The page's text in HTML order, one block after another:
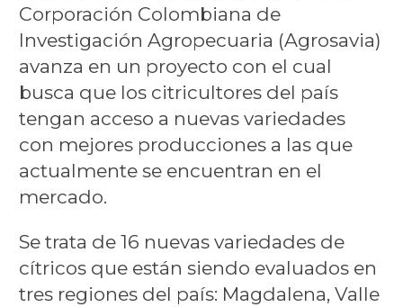
Corporación Colombiana de
Investigación Agropecuaria (Agrosavia)
avanza en un proyecto con el cual
busca que los citricultores del país
tengan acceso a nuevas variedades
con mejores producciones a las que
actualmente se encuentran en el
mercado.
Se trata de 16 nuevas variedades de
cítricos que están siendo evaluados en
tres regiones del país: Magdalena, Valle